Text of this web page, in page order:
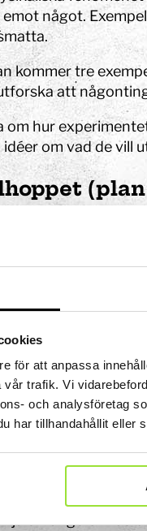
för att anpassa
trafik. Vi
och analysföretag
har tillhandahållit eller
Tits?
något.
kommer tre
att
om hur
idéer om vad de vill
(plan
är att få
sparkar i väg en
projektilbana.
rör sig beror på
vinkel den studsar i
hjulet (plan
upp Jojo-hjulet.
hjulet fungerar